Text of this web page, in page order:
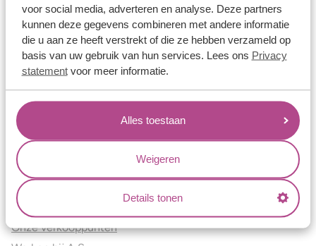
voor social media, adverteren en analyse. Deze partners
kunnen deze gegevens combineren met andere informatie
die u aan ze heeft verstrekt of die ze hebben verzameld op
basis van uw gebruik van hun services. Lees ons Privacy
statementvoor meer informatie.
Alles toestaan
Weigeren
Details tonen
Aller Spanninga
Historie
Certificaten
Blogs
Jouw voordelen
Conflictvrije Materialen
Oneindig veel mogelijkheden
Kwaliteit
Juweliers & Contact
Onze verkooppunten